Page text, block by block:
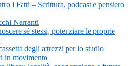
i Fatti – Scrittura, podcast e pensiero
Narranti
sé stessi, potenziare le proprie
degli attrezzi per lo studio
in movimento